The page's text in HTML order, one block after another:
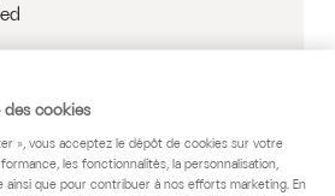
nous consulter
cookies
», vous acceptez le dépôt de cookies sur votre
les fonctionnalités, la personnalisation,
ainsi que pour contribuer à nos efforts marketing. En